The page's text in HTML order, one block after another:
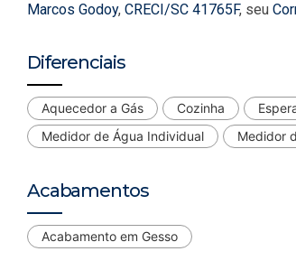
Marcos Godoy, CRECI/SC 41765F, seu
Diferenciais
Aquecedor a Gás Cozinha
Medidor de Água Individual
Medidor
Acabamentos
Acabamento em Gesso